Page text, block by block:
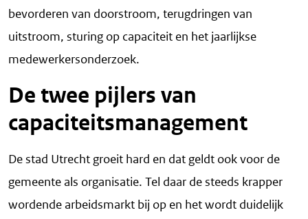
bevorderen van doorstroom, terugdringen van
uitstroom, sturing op capaciteit en het jaarlijkse
medewerkersonderzoek.
De twee pijlers van
capaciteitsmanagement
De stad Utrecht groeit hard en dat geldt ook voor de
gemeente als organisatie. Tel daar de steeds krapper
wordende arbeidsmarkt bij op en het wordt duidelijk